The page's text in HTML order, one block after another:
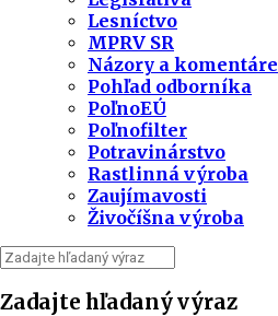
Lesníctvo
MPRV SR
Názory a komentáre
Pohľad odborníka
PoľnoEÚ
Poľnofilter
Potravinárstvo
Rastlinná výroba
Zaujímavosti
Živočíšna výroba
Zadajte hľadaný výraz